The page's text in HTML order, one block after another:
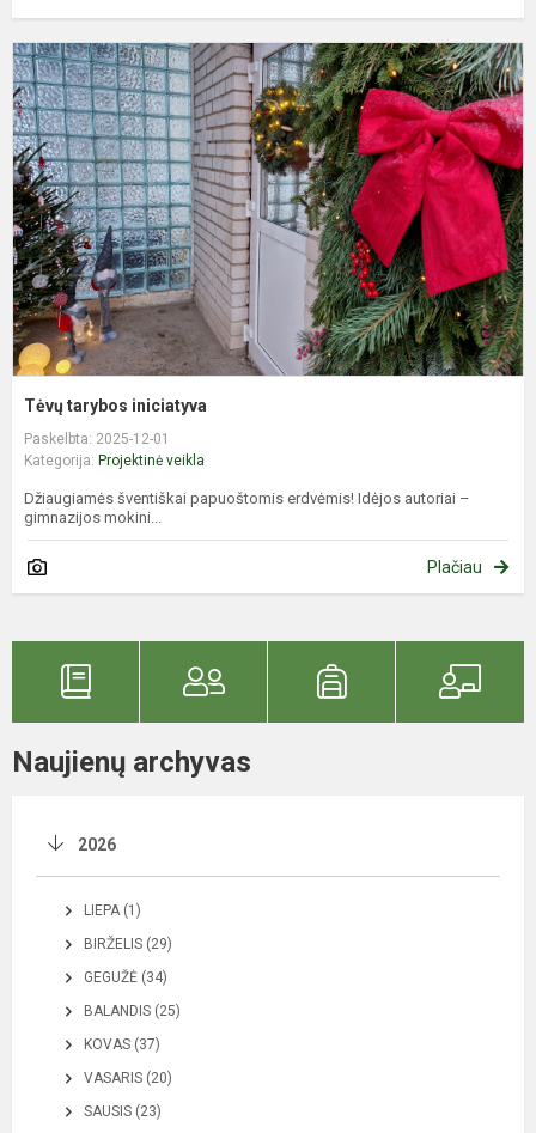
Tėvų tarybos iniciatyva
Paskelbta: 2025-12-01
Kategorija: Projektinė veikla
Džiaugiamės šventiškai papuoštomis erdvėmis! Idėjos autoriai –
gimnazijos mokini...
Plačiau
Naujienų archyvas
2026
LIEPA (1)
BIRŽELIS (29)
GEGUŽĖ (34)
BALANDIS (25)
KOVAS (37)
VASARIS (20)
SAUSIS (23)